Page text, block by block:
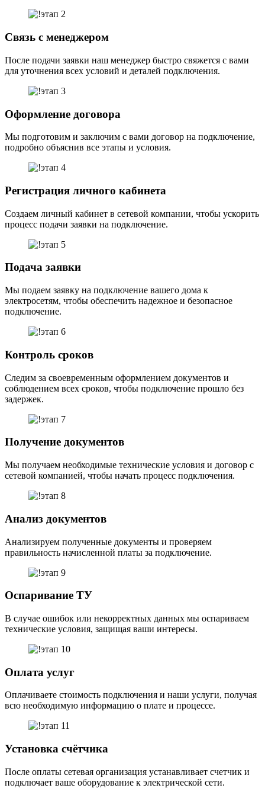
Связь с менеджером
После подачи заявки наш менеджер быстро свяжется с вами
для уточнения всех условий и деталей подключения.
Оформление договора
Мы подготовим и заключим с вами договор на подключение,
подробно объяснив все этапы и условия.
Регистрация личного кабинета
Создаем личный кабинет в сетевой компании, чтобы ускорить
процесс подачи заявки на подключение.
Подача заявки
Мы подаем заявку на подключение вашего дома к
электросетям, чтобы обеспечить надежное и безопасное
подключение.
Контроль сроков
Следим за своевременным оформлением документов и
соблюдением всех сроков, чтобы подключение прошло без
задержек.
Получение документов
Мы получаем необходимые технические условия и договор с
сетевой компанией, чтобы начать процесс подключения.
Анализ документов
Анализируем полученные документы и проверяем
правильность начисленной платы за подключение.
Оспаривание ТУ
В случае ошибок или некорректных данных мы оспариваем
технические условия, защищая ваши интересы.
Оплата услуг
Оплачиваете стоимость подключения и наши услуги, получая
всю необходимую информацию о плате и процессе.
Установка счётчика
После оплаты сетевая организация устанавливает счетчик и
подключает ваше оборудование к электрической сети.